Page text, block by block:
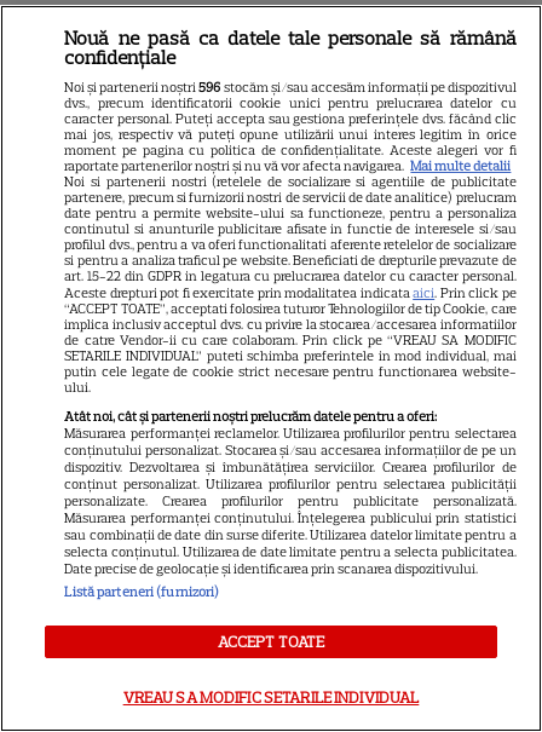
11
VEDETE ROMÂNEŞTI
Chef Orlando Zaharia și soția
lui, Mădălina, au împlinit 22 de
ani de căsnicie. Cum arătau în
ziua nunții și povestea lor de
iubire
Gazonul de pe Ghencea se află
într-o stare deplorabilă și la
primul meci al sezonului
pentru Steaua
Soția fotbalistului de
națională a stârnit furie cu
ultima postare » Fanii au
reacționat dur: „Cum să spui
așa ceva?”
Alexandru Ciucu, fostul soț al
Nouă ne pasă ca datele tale personale să rămână
confidențiale
Noi și partenerii noștri596 stocăm și/sau accesăm informații pe dispozitivul
dvs., precum identificatorii cookie unici pentru prelucrarea datelor cu
caracter personal. Puteți accepta sau gestiona preferințele dvs. făcând clic
mai jos, respectiv vă puteți opune utilizării unui interes legitim în orice
moment pe pagina cu politica de confidențialitate. Aceste alegeri vor fi
raportate partenerilor noștri și nu vă vor afecta navigarea. Mai multe detalii
Noi si partenerii nostri (retelele de socializare si agentiile de publicitate
partenere, precum si furnizorii nostri de servicii de date analitice) prelucram
date pentru a permite website-ului sa functioneze, pentru a personaliza
continutul si anunturile publicitare afisate in functie de interesele si/sau
profilul dvs., pentru a va oferi functionalitati aferente retelelor de socializare
si pentru a analiza traficul pe website. Beneficiati de drepturile prevazute de
art. 15-22 din GDPR in legatura cu prelucrarea datelor cu caracter personal.
Aceste drepturi pot fi exercitate prin modalitatea indicataaici. Prin click pe
“ACCEPT TOATE”, acceptati folosirea tuturor Tehnologiilor de tip Cookie, care
implica inclusiv acceptul dvs. cu privire la stocarea/accesarea informatiilor
de catre Vendor-ii cu care colaboram. Prin click pe “VREAU SA MODIFIC
SETARILE INDIVIDUAL” puteti schimba preferintele in mod individual, mai
putin cele legate de cookie strict necesare pentru functionarea website-
ului.
Atât noi, cât și partenerii noștri prelucrăm datele pentru a oferi:
Măsurarea performanței reclamelor. Utilizarea profilurilor pentru selectarea
conținutului personalizat. Stocarea și/sau accesarea informațiilor de pe un
dispozitiv. Dezvoltarea și îmbunătățirea serviciilor. Crearea profilurilor de
conținut personalizat. Utilizarea profilurilor pentru selectarea publicității
personalizate. Crearea profilurilor pentru publicitate personalizată.
Măsurarea performanței conținutului. Înțelegerea publicului prin statistici
sau combinații de date din surse diferite. Utilizarea datelor limitate pentru a
selecta conținutul. Utilizarea de date limitate pentru a selecta publicitatea.
Date precise de geolocație și identificarea prin scanarea dispozitivului.
Listă parteneri (furnizori)
ACCEPT TOATE
VREAU SA MODIFIC SETARILE INDIVIDUAL